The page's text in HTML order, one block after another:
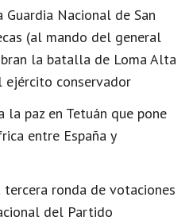
Nacional de San
(al mando del general
la batalla de Loma Alta
conservador
la paz en Tetuán que pone
entre España y
tercera ronda de votaciones
del Partido